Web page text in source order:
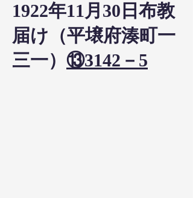
1922年11月30日布教
届け（平壌府湊町一
三一） ⑬3142－5